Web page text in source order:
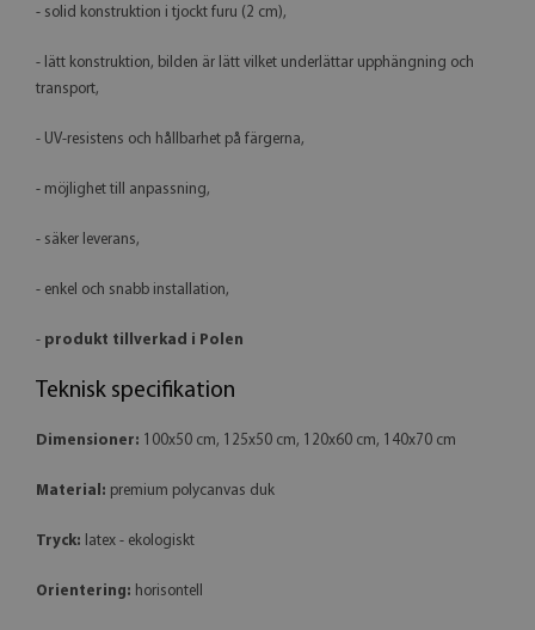
- solid konstruktion i tjockt furu (2 cm),
- lätt konstruktion, bilden är lätt vilket underlättar upphängning och
transport,
- UV-resistens och hållbarhet på färgerna,
- möjlighet till anpassning,
- säker leverans,
- enkel och snabb installation,
- produkt tillverkad i Polen
Teknisk specifikation
Dimensioner: 100x50 cm, 125x50 cm, 120x60 cm, 140x70 cm
Material: premium polycanvas duk
Tryck: latex - ekologiskt
Orientering: horisontell